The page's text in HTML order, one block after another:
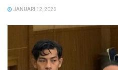
JANUARI 12, 2026